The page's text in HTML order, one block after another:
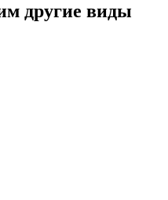
другие виды